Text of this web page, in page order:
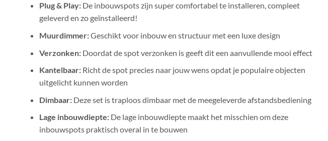
Plug & Play:De inbouwspots zijn super comfortabel te installeren, compleet
geleverd en zo geïnstalleerd!
Muurdimmer:Geschikt voor inbouw en structuur met een luxe design
Verzonken:Doordat de spot verzonken is geeft dit een aanvullende mooi effect
Kantelbaar:Richt de spot precies naar jouw wens opdat je populaire objecten
uitgelicht kunnen worden
Dimbaar:Deze set is traploos dimbaar met de meegeleverde afstandsbediening
Lage inbouwdiepte:De lage inbouwdiepte maakt het misschien om deze
inbouwspots praktisch overal in te bouwen